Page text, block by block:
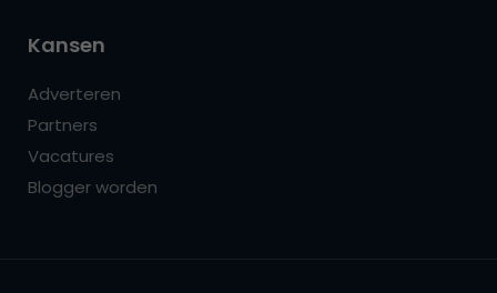
Kansen
Adverteren
Partners
Vacatures
Blogger worden